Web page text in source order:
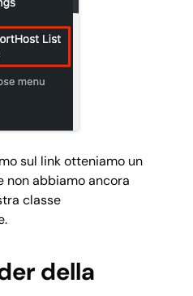
sul link otteniamo un
non abbiamo ancora
classe
della